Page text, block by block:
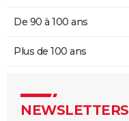
De 90 à 100 ans
Plus de 100 ans
NEWSLETTERS